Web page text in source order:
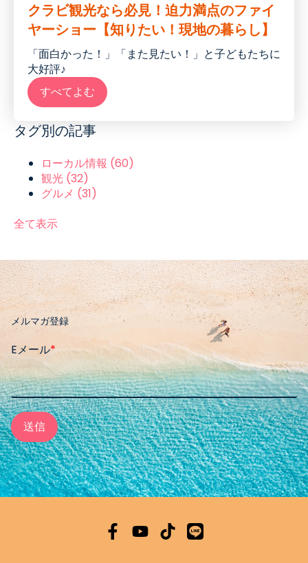
クラビ観光なら必見！迫力満点のファイ
ヤーショー【知りたい！現地の暮らし】
「面白かった！」「また見たい！」と子どもたちに
大好評♪
すべてよむ
タグ別の記事
ローカル情報 (60)
観光 (32)
グルメ (31)
全て表示
メルマガ登録
Eメール*